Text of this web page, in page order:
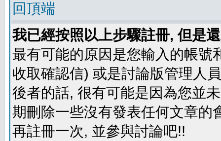
回頂端
我已經按照以上步驟註冊, 但是
最有可能的原因是您輸入的帳號
收取確認信) 或是討論版管理人
後者的話, 很有可能是因為您並
期刪除一些沒有發表任何文章的
再註冊一次, 並參與討論吧!!